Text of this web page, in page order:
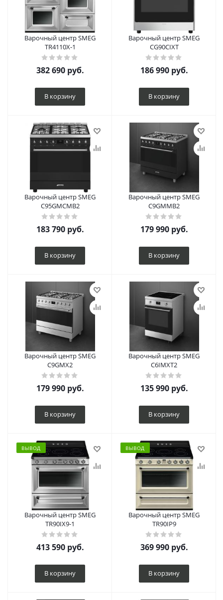
Варочный центр SMEG
TR4110X-1
382 690руб.
В корзину
Варочный центр SMEG
CG90CIXT
186 990руб.
В корзину
Варочный центр SMEG
C95GMCMB2
183 790руб.
В корзину
Варочный центр SMEG
C9GMMB2
179 990руб.
В корзину
Варочный центр SMEG
C9GMX2
179 990руб.
В корзину
Варочный центр SMEG
C6IMXT2
135 990руб.
В корзину
ВЫВОД
Варочный центр SMEG
TR90IX9-1
413 590руб.
В корзину
ВЫВОД
Варочный центр SMEG
TR90IP9
369 990руб.
В корзину